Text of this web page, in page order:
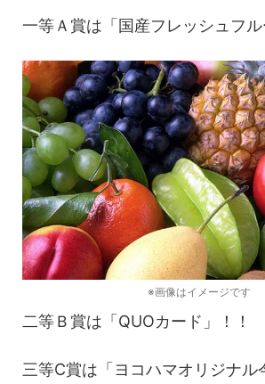
一等Ａ賞は「国産フレッシュフル
※画像はイメージです
二等Ｂ賞は「QUOカード」！！
三等C賞は「ヨコハマオリジナル